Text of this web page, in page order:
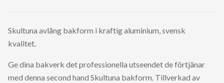
Skultuna avlång bakform i kraftig aluminium, svensk
kvalitet.
Ge dina bakverk det professionella utseendet de förtjänar
med denna second hand Skultuna bakform. Tillverkad av